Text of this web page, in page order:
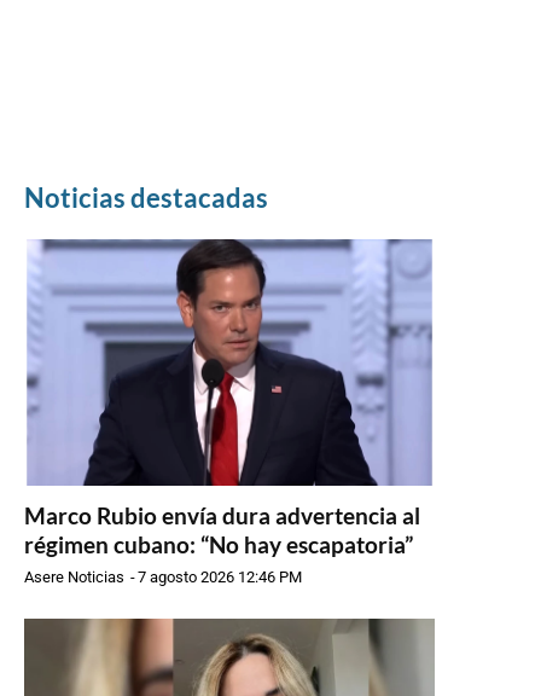
Noticias destacadas
Marco Rubio envía dura advertencia al
régimen cubano: “No hay escapatoria”
Asere Noticias -7 agosto 2026 12:46 PM